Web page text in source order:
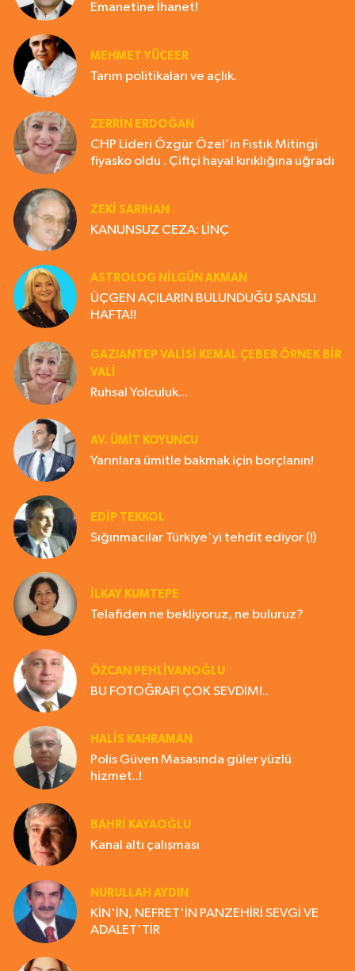
Emanetine İhanet!
MEHMET YÜCEER
Tarım politikaları ve açlık.
ZERRIN ERDOĞAN
CHP Lideri Özgür Özel'in Fıstık Mitingi
fiyasko oldu . Çiftçi hayal kırıklığına uğradı
ZEKI SARIHAN
KANUNSUZ CEZA: LİNÇ
ASTROLOG NILGÜN AKMAN
ÜÇGEN AÇILARIN BULUNDUĞU ŞANSLI
HAFTA!!
GAZIANTEP VALISI KEMAL ÇEBER ÖRNEK BİR
VALİ
Ruhsal Yolculuk...
AV. ÜMIT KOYUNCU
Yarınlara ümitle bakmak için borçlanın!
EDIP TEKKOL
Sığınmacılar Türkiye'yi tehdit ediyor (!)
İLKAY KUMTEPE
Telafiden ne bekliyoruz, ne buluruz?
ÖZCAN PEHLİVANOĞLU
BU FOTOĞRAFI ÇOK SEVDİM!..
HALIS KAHRAMAN
Polis Güven Masasında güler yüzlü
hizmet..!
BAHRI KAYAOĞLU
Kanal altı çalışması
NURULLAH AYDIN
KİN'İN, NEFRET'İN PANZEHİRİ SEVGİ VE
ADALET'TİR